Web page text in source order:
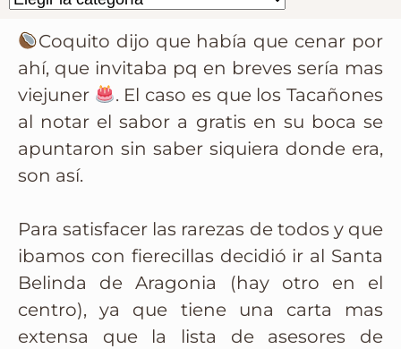
Coquito dijo que había que cenar por
ahí, que invitaba pq en breves sería mas
viejuner
. El caso es que los Tacañones
al notar el sabor a gratis en su boca se
apuntaron sin saber siquiera donde era,
son así.
Para satisfacer las rarezas de todos y que
ibamos con fierecillas decidió ir al Santa
Belinda de Aragonia (hay otro en el
centro), ya que tiene una carta mas
extensa que la lista de asesores de